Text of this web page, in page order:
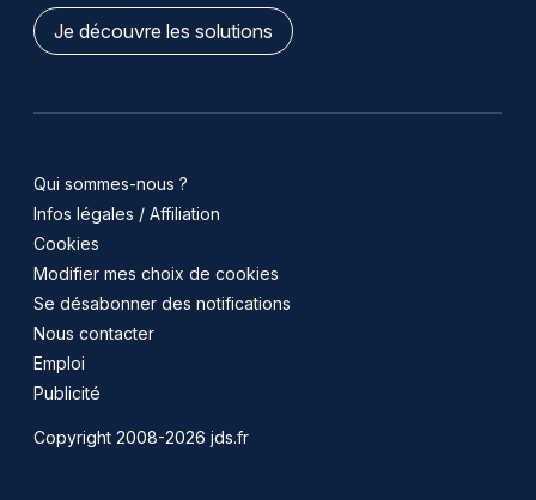
Je découvre les solutions
Qui sommes-nous ?
Infos légales / Affiliation
Cookies
Modifier mes choix de cookies
Se désabonner des notifications
Nous contacter
Emploi
Publicité
Copyright 2008-2026 jds.fr